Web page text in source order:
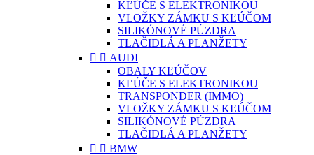
KĽÚČE S ELEKTRONIKOU
VLOŽKY ZÁMKU S KĽÚČOM
SILIKÓNOVÉ PÚZDRA
TLAČIDLÁ A PLANŽETY
  AUDI
OBALY KĽÚČOV
KĽÚČE S ELEKTRONIKOU
TRANSPONDER (IMMO)
VLOŽKY ZÁMKU S KĽÚČOM
SILIKÓNOVÉ PÚZDRA
TLAČIDLÁ A PLANŽETY
  BMW